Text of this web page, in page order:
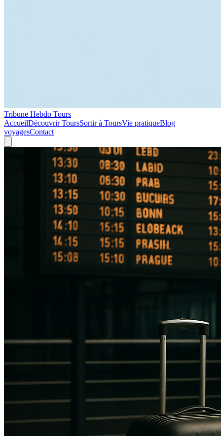
Tribune Hebdo Tours
AccueilDécouvrir ToursSortir à ToursVie pratiqueBlog
voyagesContact